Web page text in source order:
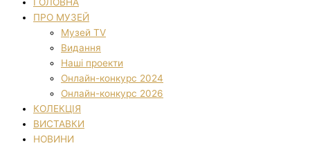
ПРО МУЗЕЙ
Музей TV
Видання
Наші проекти
Онлайн-конкурс 2024
Онлайн-конкурс 2026
КОЛЕКЦІЯ
ВИСТАВКИ
НОВИНИ